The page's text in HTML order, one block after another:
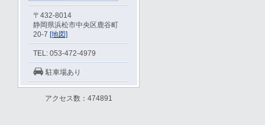
〒432-8014
静岡県浜松市中央区鹿谷町
20-7 [地図]
TEL: 053-472-4979
駐車場あり
アクセス数：474891